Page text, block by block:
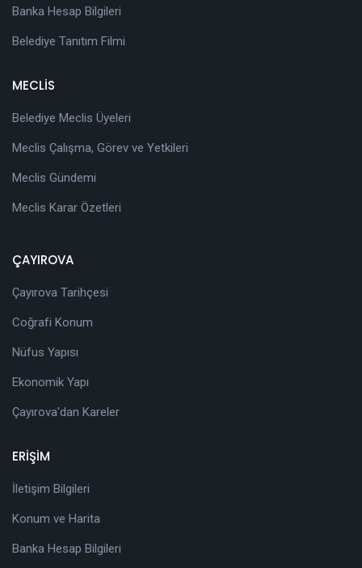
Banka Hesap Bilgileri
Belediye Tanıtım Filmi
MECLİS
Belediye Meclis Üyeleri
Meclis Çalışma, Görev ve Yetkileri
Meclis Gündemi
Meclis Karar Özetleri
ÇAYIROVA
Çayırova Tarihçesi
Coğrafi Konum
Nüfus Yapısı
Ekonomik Yapı
Çayırova'dan Kareler
ERİŞİM
İletişim Bilgileri
Konum ve Harita
Banka Hesap Bilgileri